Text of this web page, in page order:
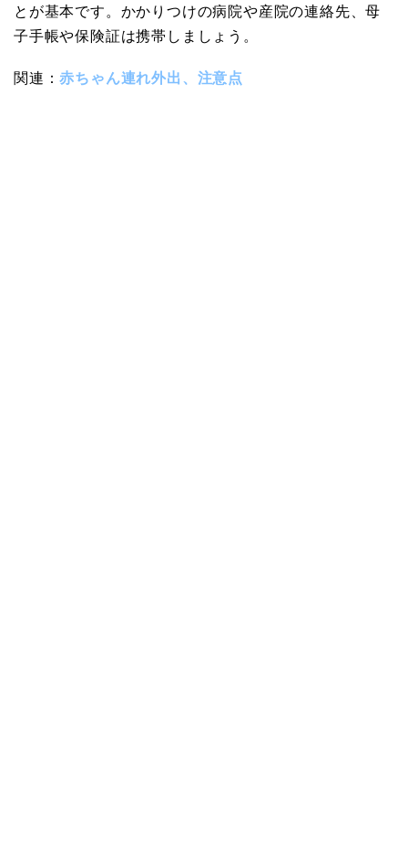
とが基本です。かかりつけの病院や産院の連絡先、母
子手帳や保険証は携帯しましょう。
関連：赤ちゃん連れ外出、注意点